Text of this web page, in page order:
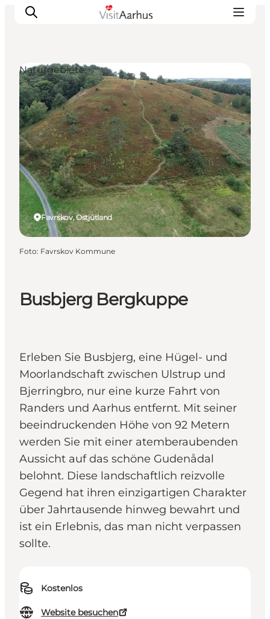
Sehen und erleben
Veranstaltungen
Städte und Regionen
Reiseplanung
Transport
Busbjerg Bergkuppe
Erleben Sie Busbjerg, eine Hügel- und
Moorlandschaft zwischen Ulstrup und
Bjerringbro, nur eine kurze Fahrt von
Randers und Aarhus entfernt. Mit seiner
beeindruckenden Höhe von 92 Metern
werden Sie mit einer atemberaubenden
Aussicht auf das schöne Gudenådal
belohnt. Diese landschaftlich reizvolle
Gegend hat ihren einzigartigen Charakter
über Jahrtausende hinweg bewahrt und
ist ein Erlebnis, das man nicht verpassen
sollte.
Kostenlos
Website besuchen
Favrskov, Ostjütland
Naturgebiete
Foto: Favrskov Kommune